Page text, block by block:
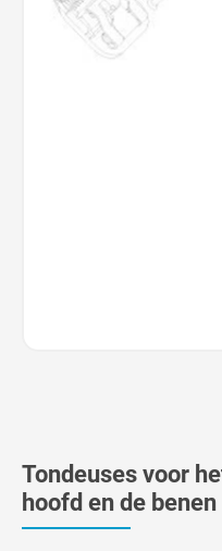
Tondeuses voor
hoofd en de benen